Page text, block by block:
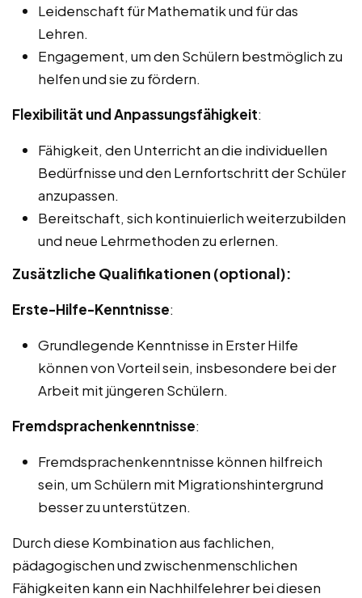
Leidenschaft für Mathematik und für das
Lehren.
Engagement, um den Schülern bestmöglich zu
helfen und sie zu fördern.
Flexibilität und Anpassungsfähigkeit:
Fähigkeit, den Unterricht an die individuellen
Bedürfnisse und den Lernfortschritt der Schüler
anzupassen.
Bereitschaft, sich kontinuierlich weiterzubilden
und neue Lehrmethoden zu erlernen.
Zusätzliche Qualifikationen (optional):
Erste-Hilfe-Kenntnisse:
Grundlegende Kenntnisse in Erster Hilfe
können von Vorteil sein, insbesondere bei der
Arbeit mit jüngeren Schülern.
Fremdsprachenkenntnisse:
Fremdsprachenkenntnisse können hilfreich
sein, um Schülern mit Migrationshintergrund
besser zu unterstützen.
Durch diese Kombination aus fachlichen,
pädagogischen und zwischenmenschlichen
Fähigkeiten kann ein Nachhilfelehrer bei diesen